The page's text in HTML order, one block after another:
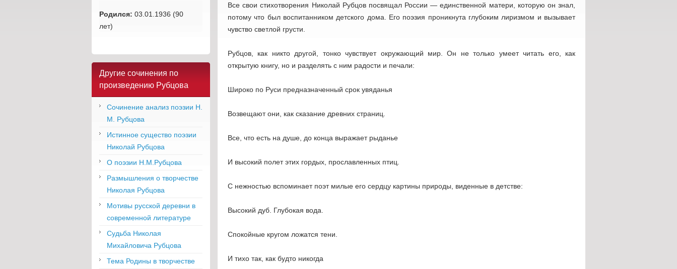
Родился: 03.01.1936 (90
лет)
Другие сочинения по
произведению Рубцова
Сочинение анализ поэзии Н.
М. Рубцова
Истинное существо поэзии
Николай Рубцова
О поэзии Н.М.Рубцова
Размышления о творчестве
Николая Рубцова
Мотивы русской деревни в
современной литературе
Судьба Николая
Михайловича Рубцова
Тема Родины в творчестве
Все свои стихотворения Николай Рубцов посвящал России — единственной матери, которую он знал,
потому что был воспитанником детского дома. Его поэзия проникнута глубоким лиризмом и вызывает
чувство светлой грусти.
Рубцов, как никто другой, тонко чувствует окружающий мир. Он не только умеет читать его, как
открытую книгу, но и разделять с ним радости и печали:
Широко по Руси предназначенный срок увяданья
Возвещают они, как сказание древних страниц.
Все, что есть на душе, до конца выражает рыданье
И высокий полет этих гордых, прославленных птиц.
С нежностью вспоминает поэт милые его сердцу картины природы, виденные в детстве:
Высокий дуб. Глубокая вода.
Спокойные кругом ложатся тени.
И тихо так, как будто никогда